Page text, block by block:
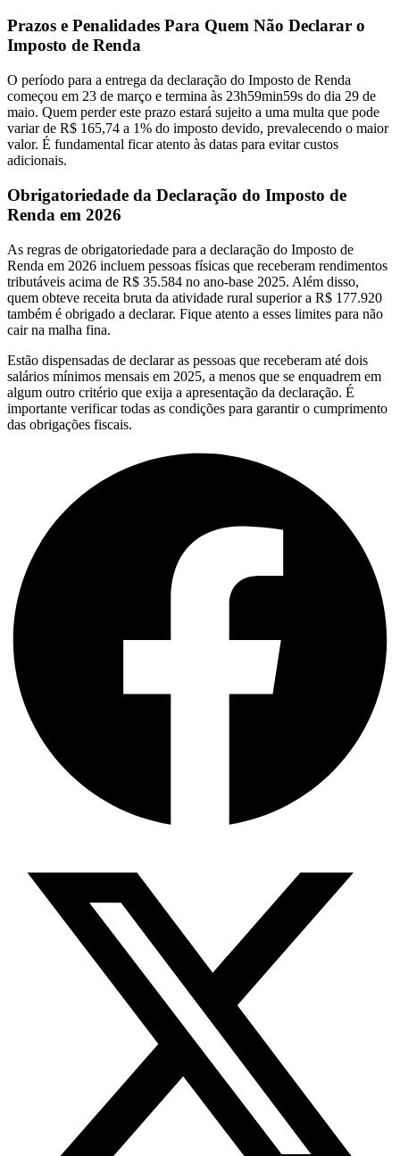
Prazos e Penalidades Para Quem Não Declarar o
Imposto de Renda
O período para a entrega da declaração do Imposto de Renda
começou em 23 de março e termina às 23h59min59s do dia 29 de
maio. Quem perder este prazo estará sujeito a uma multa que pode
variar de R$ 165,74 a 1% do imposto devido, prevalecendo o maior
valor. É fundamental ficar atento às datas para evitar custos
adicionais.
Obrigatoriedade da Declaração do Imposto de
Renda em 2026
As regras de obrigatoriedade para a declaração do Imposto de
Renda em 2026 incluem pessoas físicas que receberam rendimentos
tributáveis acima de R$ 35.584 no ano-base 2025. Além disso,
quem obteve receita bruta da atividade rural superior a R$ 177.920
também é obrigado a declarar. Fique atento a esses limites para não
cair na malha fina.
Estão dispensadas de declarar as pessoas que receberam até dois
salários mínimos mensais em 2025, a menos que se enquadrem em
algum outro critério que exija a apresentação da declaração. É
importante verificar todas as condições para garantir o cumprimento
das obrigações fiscais.